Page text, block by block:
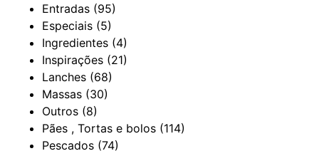
Entradas (95)
Especiais (5)
Ingredientes (4)
Inspirações (21)
Lanches (68)
Massas (30)
Outros (8)
Pães , Tortas e bolos (114)
Pescados (74)